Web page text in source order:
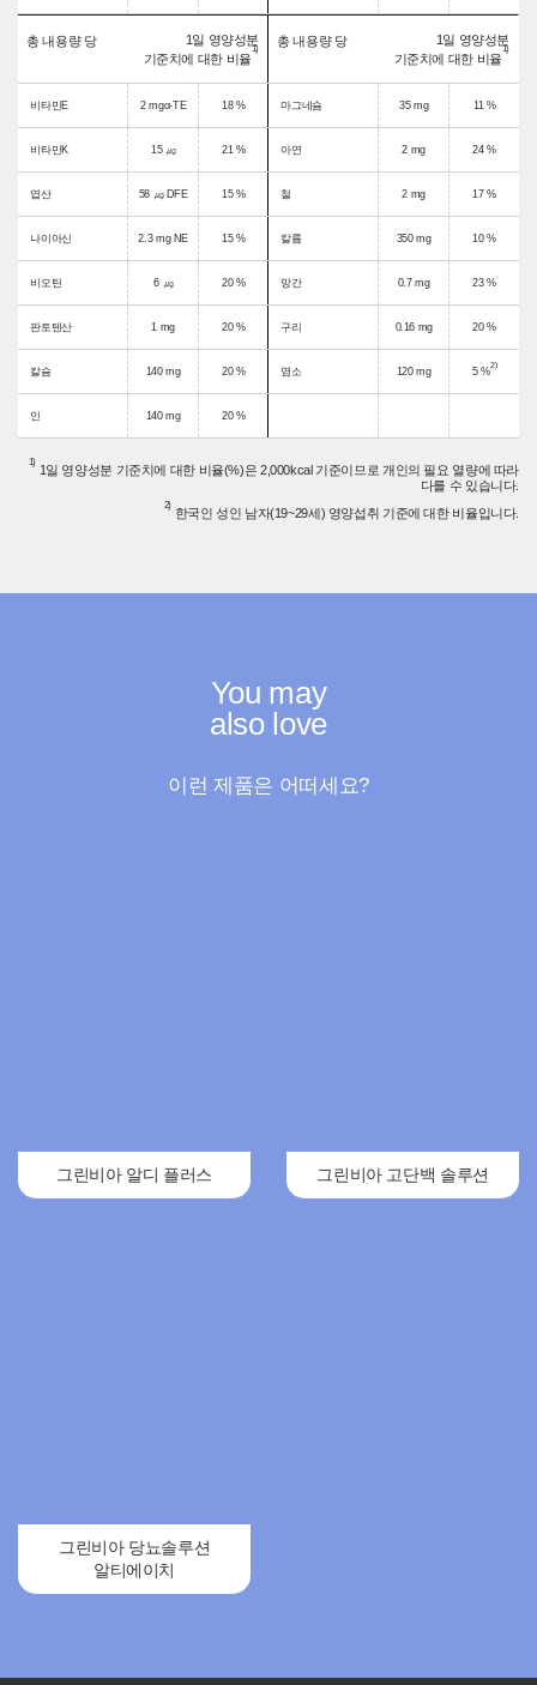
총 내용량 당
1일 영양성분
기준치에 대한 비율
1)
비타민E 2 mgα-TE 18 %
비타민K 15 ㎍ 21 %
엽산 58 ㎍ DFE 15 %
나이아신 2.3 mg NE 15 %
비오틴 6 ㎍ 20 %
판토텐산 1 mg 20 %
칼슘 140 mg 20 %
인 140 mg 20 %
총 내용량 당
1일 영양성분
기준치에 대한 비율
1)
마그네슘 35 mg 11 %
아연 2 mg 24 %
철 2 mg 17 %
칼륨 350 mg 10 %
망간 0.7 mg 23 %
구리 0.16 mg 20 %
염소 120 mg 5 %
2)
1)
1일 영양성분 기준치에 대한 비율(%)은 2,000kcal 기준이므로 개인의 필요 열량에 따라
다를 수 있습니다.
2)
한국인 성인 남자(19~29세) 영양섭취 기준에 대한 비율입니다.
You may
also love
이런 제품은 어떠세요?
그린비아 알디 플러스 그린비아 고단백 솔루션
그린비아 당뇨솔루션
알티에이치